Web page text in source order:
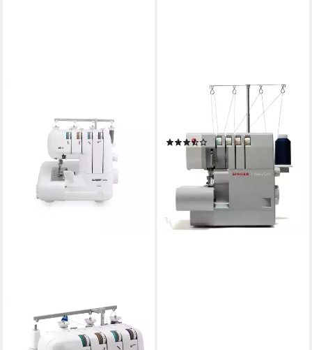
Overlock-Nähmaschine Heavy
Duty 14HD854
(8)
329,00 € 469,00 €
-30%
lieferbar - in 3-4 Werktagen bei dir